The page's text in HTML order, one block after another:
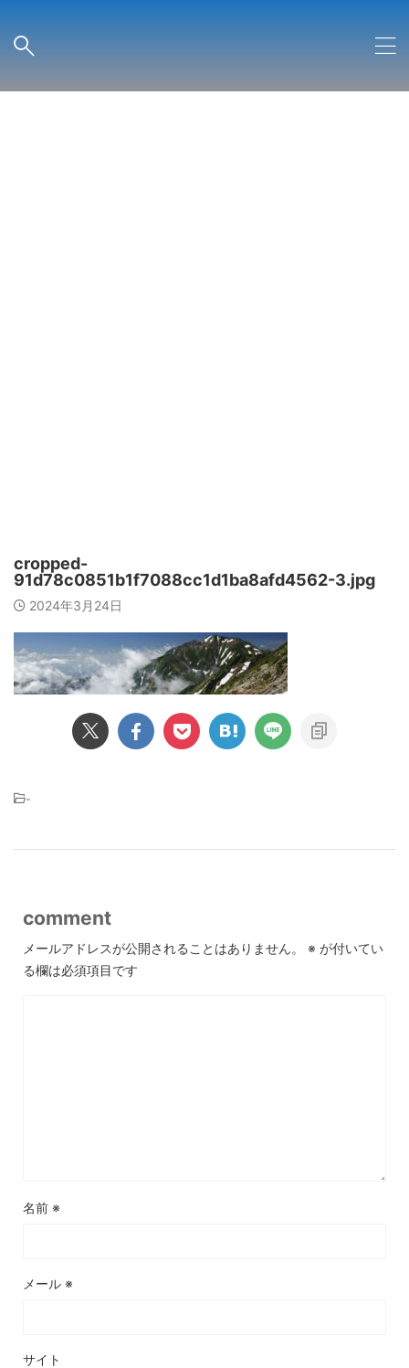
cropped-
91d78c0851b1f7088cc1d1ba8afd4562-3.jpg
2024年3月24日
-
comment
メールアドレスが公開されることはありません。 ※ が付いてい
る欄は必須項目です
名前 ※
メール ※
サイト